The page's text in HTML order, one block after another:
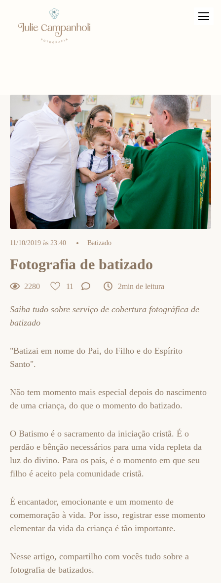
11/10/2019 às 23:40 Batizado
Fotografia de batizado
2280 11 2min de leitura
Saiba tudo sobre serviço de cobertura fotográfica de
batizado
"Batizai em nome do Pai, do Filho e do Espírito
Santo".
Não tem momento mais especial depois do nascimento
de uma criança, do que o momento do batizado.
O Batismo é o sacramento da iniciação cristã. É o
perdão e bênção necessários para uma vida repleta da
luz do divino. Para os pais, é o momento em que seu
filho é aceito pela comunidade cristã.
É encantador, emocionante e um momento de
comemoração à vida. Por isso, registrar esse momento
elementar da vida da criança é tão importante.
Nesse artigo, compartilho com vocês tudo sobre a
fotografia de batizados.